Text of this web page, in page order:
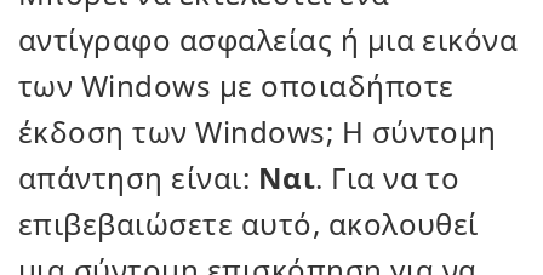
αντίγραφο ασφαλείας ή μια εικόνα
των Windows με οποιαδήποτε
έκδοση των Windows; Η σύντομη
απάντηση είναι: Ναι. Για να το
επιβεβαιώσετε αυτό, ακολουθεί